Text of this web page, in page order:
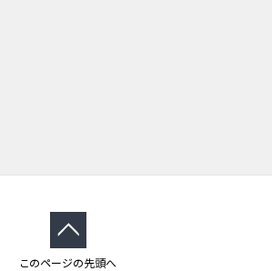
このページの先頭へ